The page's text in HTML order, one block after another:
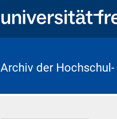
Archiv der